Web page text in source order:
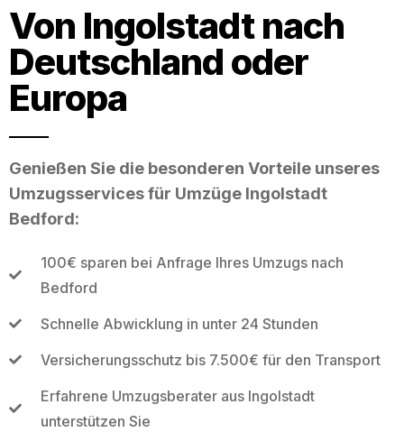
Von Ingolstadt nach
Deutschland oder
Europa
Genießen Sie die besonderen Vorteile unseres
Umzugsservices für Umzüge Ingolstadt
Bedford:
100€ sparen bei Anfrage Ihres Umzugs nach
Bedford
Schnelle Abwicklung in unter 24 Stunden
Versicherungsschutz bis 7.500€ für den Transport
Erfahrene Umzugsberater aus Ingolstadt
unterstützen Sie